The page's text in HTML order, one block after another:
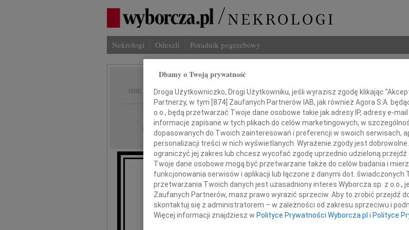
Nekrologi Odeszli Poradnik pogrzebowy
IMIĘ I NAZWISKO: Henryk Żabiński
REGION: Katowice
DATA EMISJI: 20.06.2022
Ze smutkiem przyjęliśmy wiadomość o śmierci
Dbamy o Twoją prywatność
Droga Użytkowniczko, Drogi Użytkowniku, jeśli wyrazisz zgodę klikając
Partnerzy, w tym [ 874 ] Zaufanych Partnerów IAB, jak również Agora S.A.
o.o., będą przetwarzać Twoje dane osobowe takie jak adresy IP, adresy e-
informacje zapisane w tych plikach do celów marketingowych, w
dopasowanych do Twoich zainteresowań i preferencji w swoich serwisach,
personalizacji treści w nich wyświetlanych. Wyrażenie zgody jest
ograniczyć jej zakres lub chcesz wycofać zgodę uprzednio udzieloną przejdź
Twoje dane osobowe mogą być przetwarzane także do celów badania i
funkcjonowania serwisów i aplikacji lub łączone z danymi dot. świadczonych
przetwarzania Twoich danych jest uzasadniony interes Wyborcza sp. z o.o.,
Zaufanych Partnerów, masz prawo wyrazić sprzeciw. Aby to zrobić przejdź
skontaktuj się z administratorem – w zależności od zakresu sprzeciwu i
Więcej informacji znajdziesz w Polityce Prywatności Wyborcza.pl i Polityce